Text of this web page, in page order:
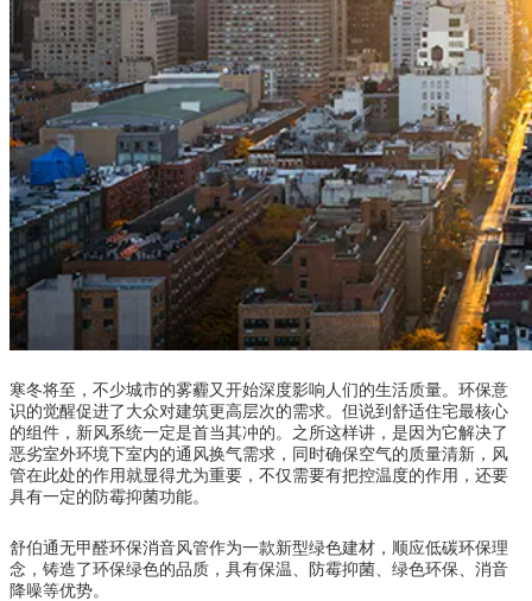
寒冬将至，不少城市的雾霾又开始深度影响人们的生活质量。环保意
识的觉醒促进了大众对建筑更高层次的需求。但说到舒适住宅最核心
的组件，新风系统一定是首当其冲的。之所这样讲，是因为它解决了
恶劣室外环境下室内的通风换气需求，同时确保空气的质量清新，风
管在此处的作用就显得尤为重要，不仅需要有把控温度的作用，还要
具有一定的防霉抑菌功能。
舒伯通无甲醛环保消音风管作为一款新型绿色建材，顺应低碳环保理
念，铸造了环保绿色的品质，具有保温、防霉抑菌、绿色环保、消音
降噪等优势。